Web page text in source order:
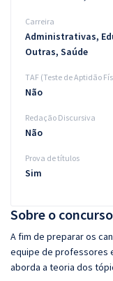
Sobre o concurso
A fim de preparar os
equipe de professores
aborda a teoria dos
Carreira
Administrativas,
Outras, Saúde
TAF (Teste de Aptidão
Não
Redação Discursiva
Não
Prova de títulos
Sim